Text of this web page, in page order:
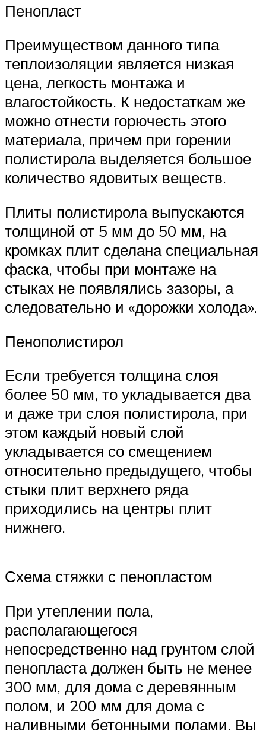
Пенопласт
Преимуществом данного типа
теплоизоляции является низкая
цена, легкость монтажа и
влагостойкость. К недостаткам же
можно отнести горючесть этого
материала, причем при горении
полистирола выделяется большое
количество ядовитых веществ.
Плиты полистирола выпускаются
толщиной от 5 мм до 50 мм, на
кромках плит сделана специальная
фаска, чтобы при монтаже на
стыках не появлялись зазоры, а
следовательно и «дорожки холода».
Пенополистирол
Если требуется толщина слоя
более 50 мм, то укладывается два
и даже три слоя полистирола, при
этом каждый новый слой
укладывается со смещением
относительно предыдущего, чтобы
стыки плит верхнего ряда
приходились на центры плит
нижнего.
Схема стяжки с пенопластом
При утеплении пола,
располагающегося
непосредственно над грунтом слой
пенопласта должен быть не менее
300 мм, для дома с деревянным
полом, и 200 мм для дома с
наливными бетонными полами. Вы